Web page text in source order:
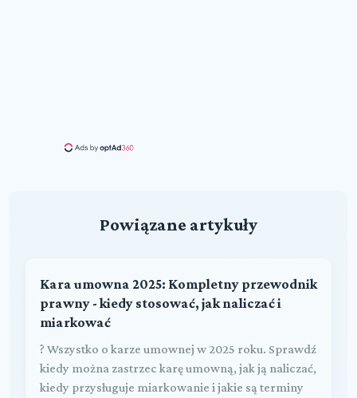
Powiązane artykuły
Kara umowna 2025: Kompletny przewodnik
prawny - kiedy stosować, jak naliczać i
miarkować
? Wszystko o karze umownej w 2025 roku. Sprawdź
kiedy można zastrzec karę umowną, jak ją naliczać,
kiedy przysługuje miarkowanie i jakie są terminy